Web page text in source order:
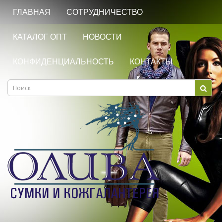
ГЛАВНАЯ СОТРУДНИЧЕСТВО
КАТАЛОГ ОПТ НОВОСТИ
КОНФИДЕНЦИАЛЬНОСТЬ КОНТАКТЫ